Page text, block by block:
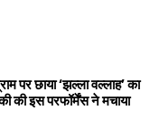
पर छाया ‘झल्ला वल्लाह’ का
की इस परफॉर्मेंस ने मचाया